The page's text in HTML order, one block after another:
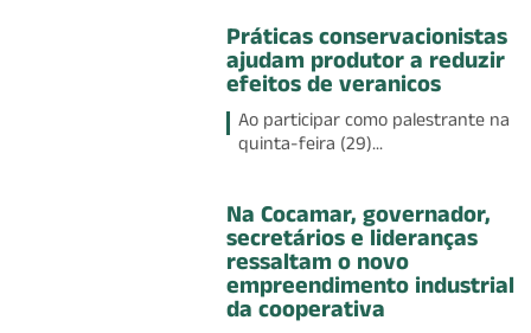
Práticas conservacionistas
ajudam produtor a reduzir
efeitos de veranicos
Ao participar como palestrante na
quinta-feira (29)...
Na Cocamar, governador,
secretários e lideranças
ressaltam o novo
empreendimento industrial
da cooperativa